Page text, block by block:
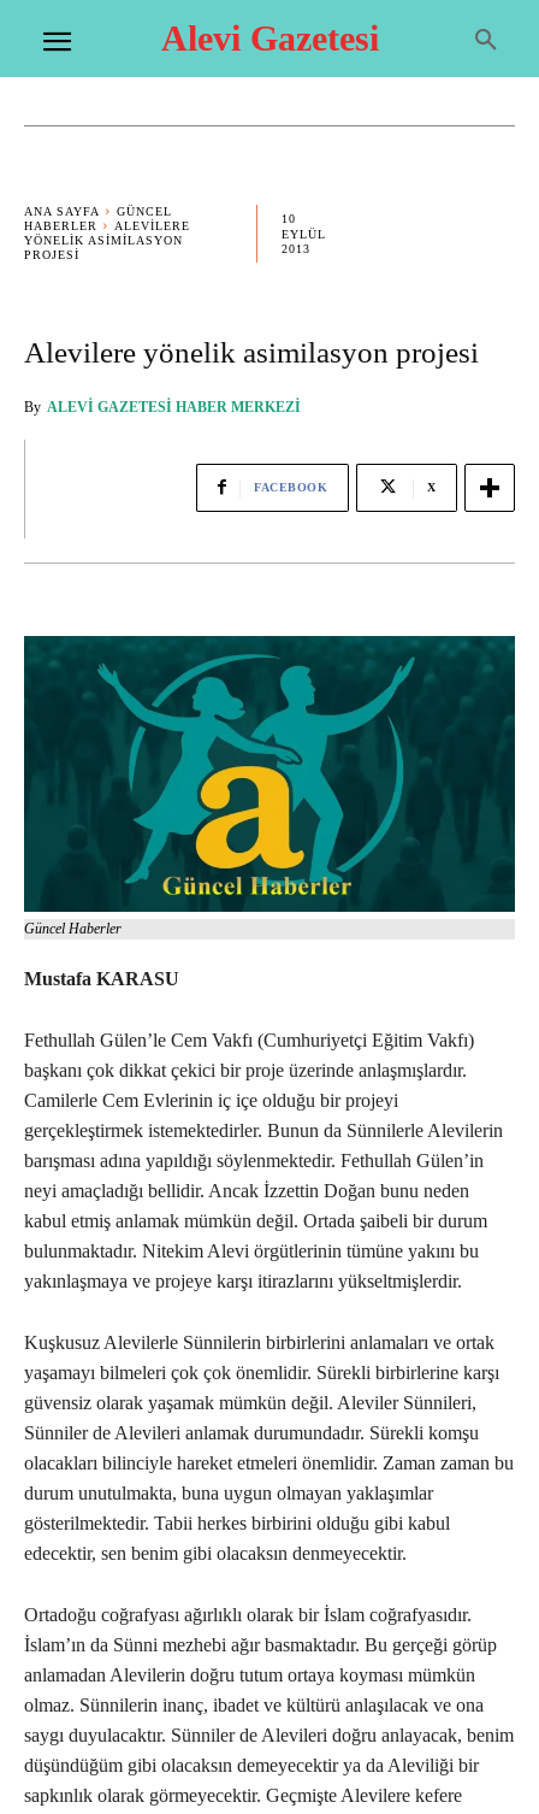
Alevi Gazetesi
ANA SAYFA
GÜNCEL
HABERLER
ALEVILERE
YÖNELIK ASIMILASYON
PROJESI
10
EYLÜL
2013
Alevilere yönelik asimilasyon projesi
By ALEVI GAZETESI HABER MERKEZI
FACEBOOK X
Güncel Haberler
Mustafa KARASU
Fethullah Gülen’le Cem Vakfı (Cumhuriyetçi Eğitim Vakfı)
başkanı çok dikkat çekici bir proje üzerinde anlaşmışlardır.
Camilerle Cem Evlerinin iç içe olduğu bir projeyi
gerçekleştirmek istemektedirler. Bunun da Sünnilerle Alevilerin
barışması adına yapıldığı söylenmektedir. Fethullah Gülen’in
neyi amaçladığı bellidir. Ancak İzzettin Doğan bunu neden
kabul etmiş anlamak mümkün değil. Ortada şaibeli bir durum
bulunmaktadır. Nitekim Alevi örgütlerinin tümüne yakını bu
yakınlaşmaya ve projeye karşı itirazlarını yükseltmişlerdir.
Kuşkusuz Alevilerle Sünnilerin birbirlerini anlamaları ve ortak
yaşamayı bilmeleri çok çok önemlidir. Sürekli birbirlerine karşı
güvensiz olarak yaşamak mümkün değil. Aleviler Sünnileri,
Sünniler de Alevileri anlamak durumundadır. Sürekli komşu
olacakları bilinciyle hareket etmeleri önemlidir. Zaman zaman bu
durum unutulmakta, buna uygun olmayan yaklaşımlar
gösterilmektedir. Tabii herkes birbirini olduğu gibi kabul
edecektir, sen benim gibi olacaksın denmeyecektir.
Ortadoğu coğrafyası ağırlıklı olarak bir İslam coğrafyasıdır.
İslam’ın da Sünni mezhebi ağır basmaktadır. Bu gerçeği görüp
anlamadan Alevilerin doğru tutum ortaya koyması mümkün
olmaz. Sünnilerin inanç, ibadet ve kültürü anlaşılacak ve ona
saygı duyulacaktır. Sünniler de Alevileri doğru anlayacak, benim
düşündüğüm gibi olacaksın demeyecektir ya da Aleviliği bir
sapkınlık olarak görmeyecektir. Geçmişte Alevilere kefere